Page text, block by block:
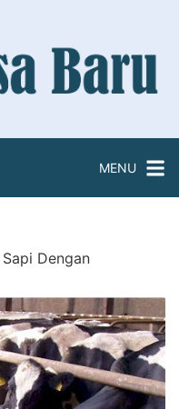
MENU
Dengan